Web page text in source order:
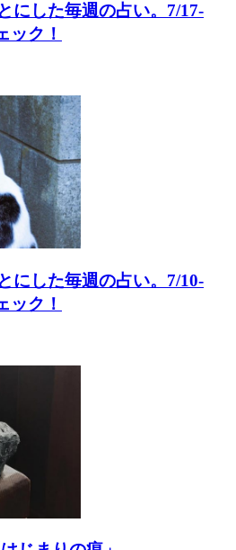
にした毎週の占い。7/17-
ック！
にした毎週の占い。7/10-
ック！